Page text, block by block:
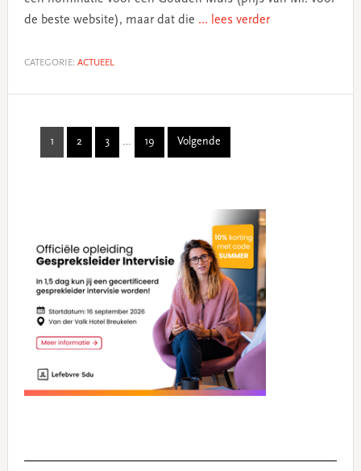
de beste website), maar dat die ... lees verder
CATEGORIE: ACTUEEL
Page
1 Page
2 Page
3
Interim
pages
… Page
19 Volgende